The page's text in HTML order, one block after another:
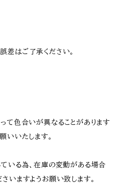
はご了承ください。
て色合いが異なることがあります
いいたします。
いる為、在庫の変動がある場合
いますようお願い致します。